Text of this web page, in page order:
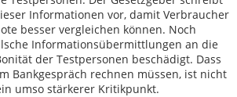
Informationen vor, damit Verbraucher
besser vergleichen können. Noch
Informationsübermittlungen an die
der Testpersonen beschädigt. Dass
Bankgespräch rechnen müssen, ist nicht
umso stärkerer Kritikpunkt.